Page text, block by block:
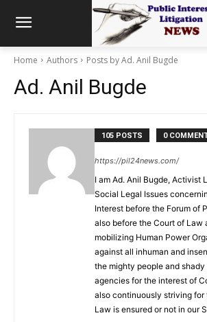
Home Authors Posts by Ad. Anil Bugde
Ad. Anil Bugde
105 POSTS 0
https://pil24news.com/
I am Ad. Anil Bugde, Activist
Social Legal Issues
Interest before the Forum of
also before the Court of Law
mobilizing Human Power
against all inhuman and
the mighty people and
agencies for the interest of
also continuously striving for
Law is ensured or not in our